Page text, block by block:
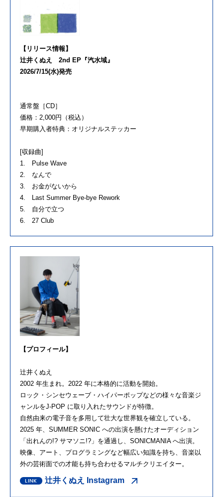
【リリース情報】
辻井くぬえ 2nd EP『汽水域』
2026/7/15(水)発売
通常盤［CD］
価格：2,000円（税込）
早期購入者特典：オリジナルステッカー
[収録曲]
1. Pulse Wave
2. なんで
3. お金がないから
4. Last Summer Bye-bye Rework
5. 自分で立つ
6. 27 Club
【プロフィール】
辻井くぬえ
2002 年生まれ。2022 年に本格的に活動を開始。
ロック・シンセウェーブ・ハイパーポップなどの様々な音楽ジ
ャンルをJ-POP に取り入れたサウンドが特徴。
自然由来の電子音を多用して壮大な世界観を確立している。
2025 年、SUMMER SONIC への出演を懸けたオーディション
「出れんの!? サマソニ!?」を通過し、SONICMANIA へ出演。
映像、アート、プログラミングなど幅広い知識を持ち、音楽以
外の芸術面での才能も持ち合わせるマルチクリエイター。
辻井くぬえ Instagram